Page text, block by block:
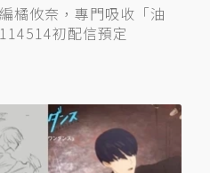
橘攸奈，專門吸收「油
初配信預定